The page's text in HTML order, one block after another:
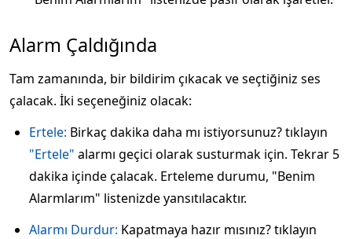
Alarm Çaldığında
Tam zamanında, bir bildirim çıkacak ve seçtiğiniz ses
çalacak. İki seçeneğiniz olacak:
Ertele: Birkaç dakika daha mı istiyorsunuz? tıklayın
"Ertele" alarmı geçici olarak susturmak için. Tekrar 5
dakika içinde çalacak. Erteleme durumu, "Benim
Alarmlarım" listenizde yansıtılacaktır.
Alarmı Durdur: Kapatmaya hazır mısınız? tıklayın